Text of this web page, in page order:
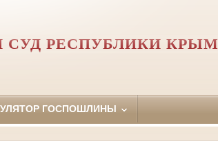
СУД РЕСПУБЛИКИ КРЫМ
ГОСПОШЛИНЫ